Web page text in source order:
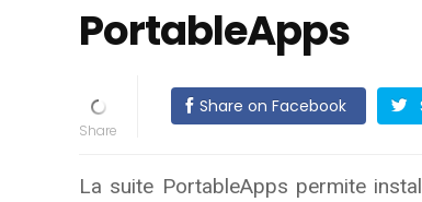
PortableApps
Share on Facebook
La suite PortableApps permite